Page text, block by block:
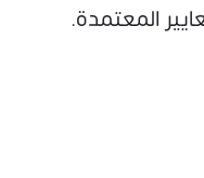
المعتمدة.